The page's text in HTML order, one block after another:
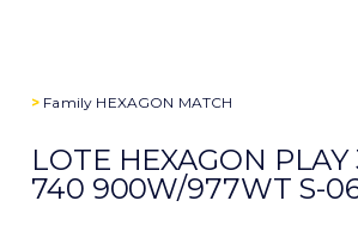
> Family HEXAGON MATCH
LOTE HEXAGON PLAY
740 900W/977WT S-